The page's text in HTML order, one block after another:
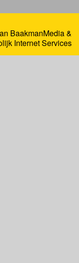
BaakmanMedia&
Internet Services